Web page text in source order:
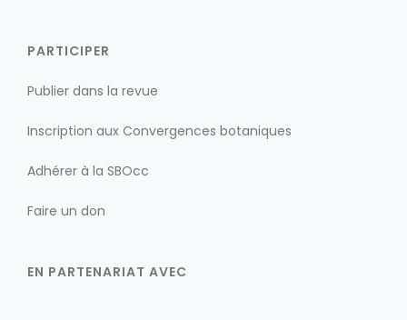
PARTICIPER
Publier dans la revue
Inscription aux Convergences botaniques
Adhérer à la SBOcc
Faire un don
EN PARTENARIAT AVEC